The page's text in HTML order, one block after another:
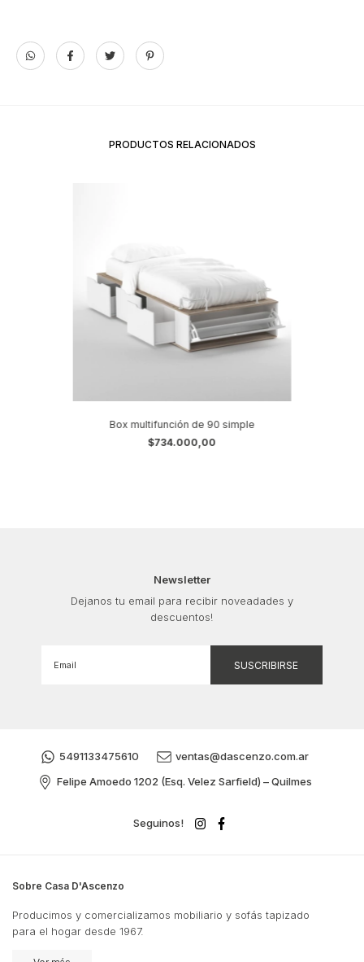
PRODUCTOS RELACIONADOS
Box multifunción de 90 simple
$734.000,00
Newsletter
Dejanos tu email para recibir noveadades y
descuentos!
5491133475610
ventas@dascenzo.com.ar
Felipe Amoedo 1202 (Esq. Velez Sarfield) – Quilmes
Seguinos!
Sobre Casa D'Ascenzo
Producimos y comercializamos mobiliario y sofás tapizado
para el hogar desde 1967.